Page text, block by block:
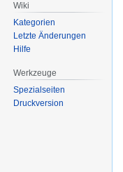
Wiki
Kategorien
Letzte Änderungen
Hilfe
Werkzeuge
Spezialseiten
Druckversion